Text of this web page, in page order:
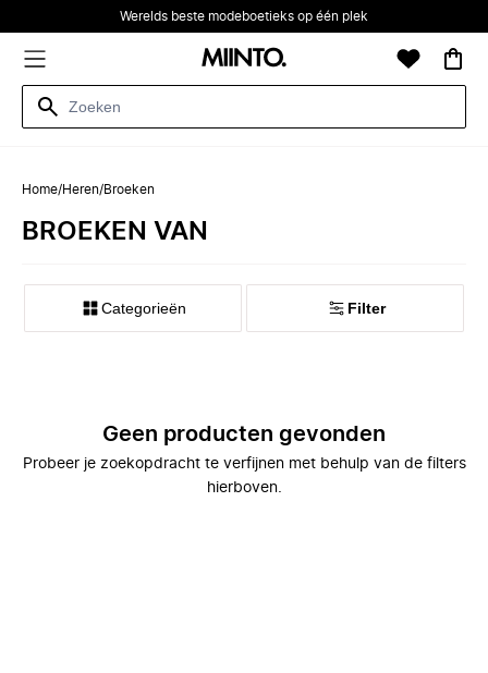
Werelds beste modeboetieks op één plek
Home/Heren/Broeken
BROEKEN VAN
Categorieën Filter
Geen producten gevonden
Probeer je zoekopdracht te verfijnen met behulp van de filters
hierboven.